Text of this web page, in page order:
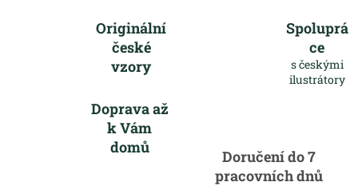
Originální
české
vzory
Spoluprá
ce
s českými
ilustrátory
Doprava až
k Vám
domů
Doručení do 7
pracovních dnů